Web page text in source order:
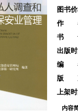
图书价
作
书
出版时
编
版
上架时
内容